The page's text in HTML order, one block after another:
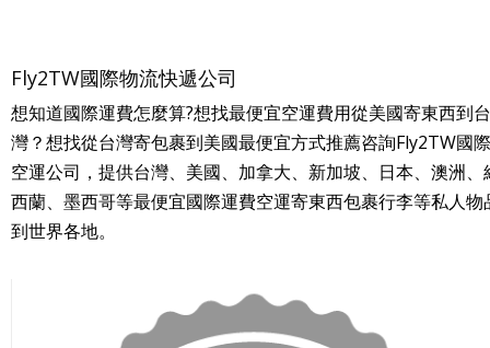
Fly2TW國際物流快遞公司
想知道國際運費怎麼算?想找最便宜空運費用從美國寄東西到台
灣？想找從台灣寄包裹到美國最便宜方式推薦咨詢Fly2TW國際
空運公司，提供台灣、美國、加拿大、新加坡、日本、澳洲、
西蘭、墨西哥等最便宜國際運費空運寄東西包裹行李等私人物
到世界各地。